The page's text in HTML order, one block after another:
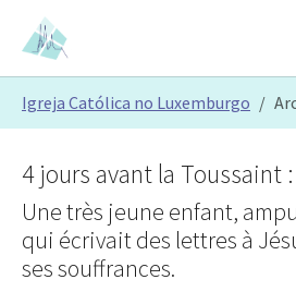
Skip to main content
Skip to page footer
Igreja Católica no Luxemburgo
4 jours avant la Toussaint
Une très jeune enfant,
qui écrivait des lettres à
ses souffrances.